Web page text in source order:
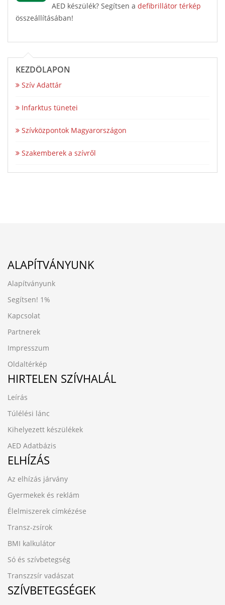
AED készülék? Segítsen a defibrillátor térkép
összeállításában!
KEZDŐLAPON
Szív Adattár
Infarktus tünetei
Szívközpontok Magyarországon
Szakemberek a szívről
ALAPÍTVÁNYUNK
Alapítványunk
Segítsen! 1%
Kapcsolat
Partnerek
Impresszum
Oldaltérkép
HIRTELEN SZÍVHALÁL
Leírás
Túlélési lánc
Kihelyezett készülékek
AED Adatbázis
ELHÍZÁS
Az elhízás járvány
Gyermekek és reklám
Élelmiszerek címkézése
Transz-zsírok
BMI kalkulátor
Só és szívbetegség
Transzzsír vadászat
SZÍVBETEGSÉGEK